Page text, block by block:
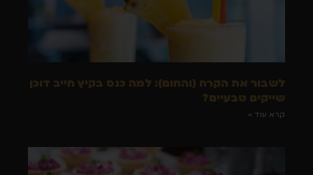
לשבור את הקרח (והחום): למה כנס בקיץ חייב דוכן
שייקים טבעיים?
קרא עוד »